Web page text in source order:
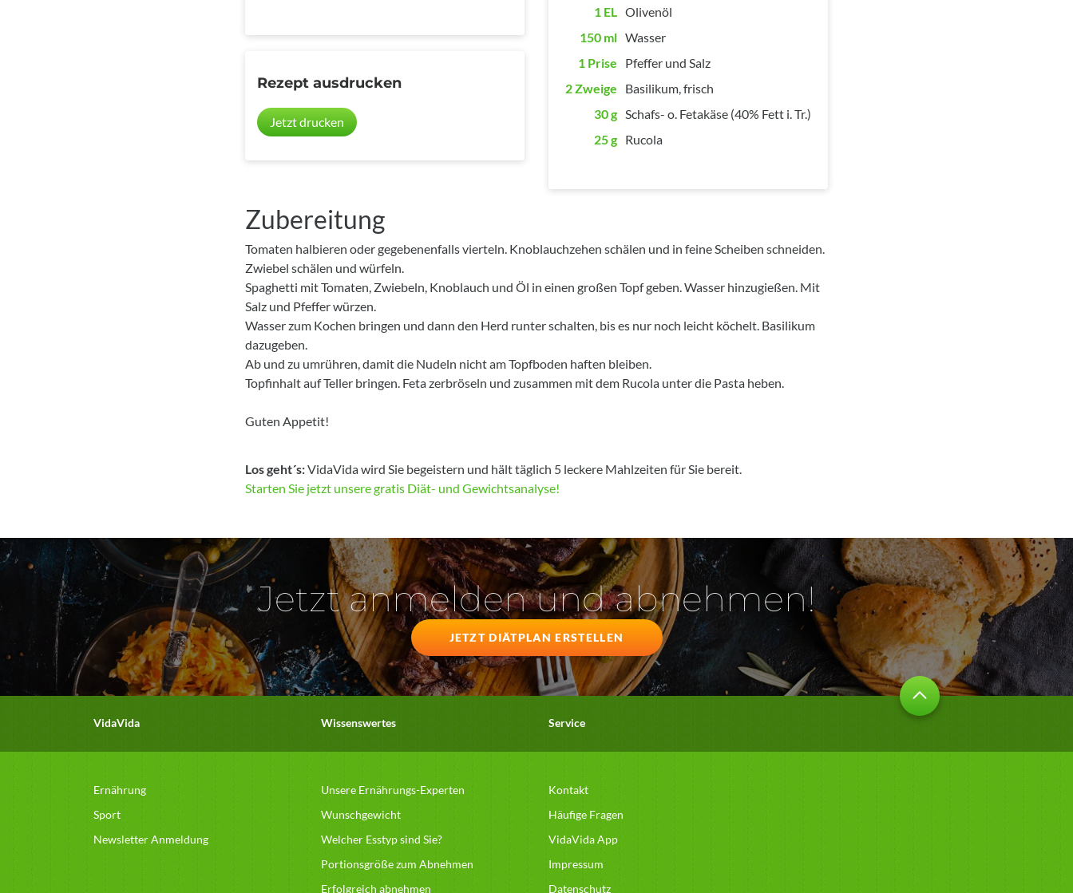
Rezept ausdrucken
Jetzt drucken
1 EL Olivenöl
150 ml Wasser
1 Prise
Pfeffer und Salz
2 Zweige
Basilikum, frisch
30 g Schafs- o. Fetakäse (40% Fett i. Tr.)
25 g Rucola
Zubereitung
Tomaten halbieren oder gegebenenfalls vierteln. Knoblauchzehen schälen und in feine Scheiben schneiden.
Zwiebel schälen und würfeln.
Spaghetti mit Tomaten, Zwiebeln, Knoblauch und Öl in einen großen Topf geben. Wasser hinzugießen. Mit
Salz und Pfeffer würzen.
Wasser zum Kochen bringen und dann den Herd runter schalten, bis es nur noch leicht köchelt. Basilikum
dazugeben.
Ab und zu umrühren, damit die Nudeln nicht am Topfboden haften bleiben.
Topfinhalt auf Teller bringen. Feta zerbröseln und zusammen mit dem Rucola unter die Pasta heben.
Guten Appetit!
Los geht´s:VidaVida wird Sie begeistern und hält täglich 5 leckere Mahlzeiten für Sie bereit.
Starten Sie jetzt unsere gratis Diät- und Gewichtsanalyse!
Jetzt anmelden und abnehmen!
JETZT DIÄTPLAN ERSTELLEN
VidaVida
Ernährung
Sport
Newsletter Anmeldung
Wissenswertes
Unsere Ernährungs-Experten
Wunschgewicht
Welcher Esstyp sind Sie?
Portionsgröße zum Abnehmen
Erfolgreich abnehmen
Service
Kontakt
Häufige Fragen
VidaVida App
Impressum
Datenschutz